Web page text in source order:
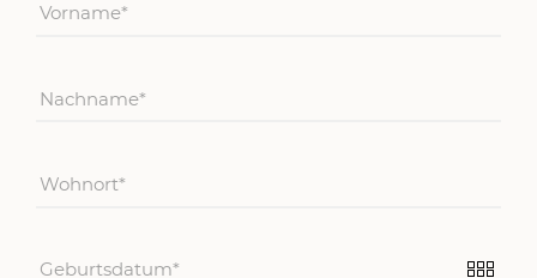
Vorname
Nachname
Wohnort
Geburtsdatum